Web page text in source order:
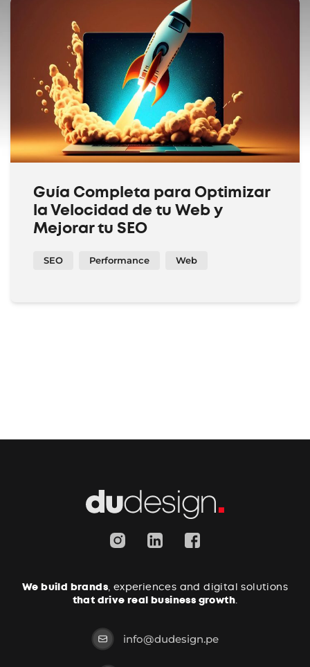
Guía Completa para Optimizar
la Velocidad de tu Web y
Mejorar tu SEO
SEO Performance Web
We build brands, experiences and digital solutions
that drive real business growth.
info@dudesign.pe